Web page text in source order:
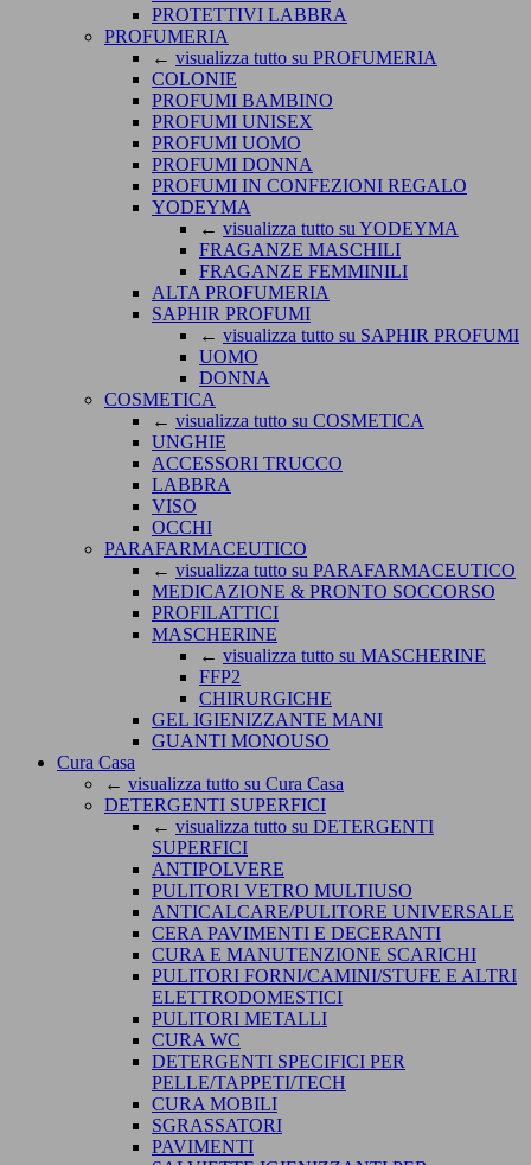
PROTETTIVI LABBRA
PROFUMERIA
← visualizza tutto su PROFUMERIA
COLONIE
PROFUMI BAMBINO
PROFUMI UNISEX
PROFUMI UOMO
PROFUMI DONNA
PROFUMI IN CONFEZIONI REGALO
YODEYMA
← visualizza tutto su YODEYMA
FRAGANZE MASCHILI
FRAGANZE FEMMINILI
ALTA PROFUMERIA
SAPHIR PROFUMI
← visualizza tutto su SAPHIR PROFUMI
UOMO
DONNA
COSMETICA
← visualizza tutto su COSMETICA
UNGHIE
ACCESSORI TRUCCO
LABBRA
VISO
OCCHI
PARAFARMACEUTICO
← visualizza tutto su PARAFARMACEUTICO
MEDICAZIONE & PRONTO SOCCORSO
PROFILATTICI
MASCHERINE
← visualizza tutto su MASCHERINE
FFP2
CHIRURGICHE
GEL IGIENIZZANTE MANI
GUANTI MONOUSO
Cura Casa
← visualizza tutto su Cura Casa
DETERGENTI SUPERFICI
← visualizza tutto su DETERGENTI
SUPERFICI
ANTIPOLVERE
PULITORI VETRO MULTIUSO
ANTICALCARE/PULITORE UNIVERSALE
CERA PAVIMENTI E DECERANTI
CURA E MANUTENZIONE SCARICHI
PULITORI FORNI/CAMINI/STUFE E ALTRI
ELETTRODOMESTICI
PULITORI METALLI
CURA WC
DETERGENTI SPECIFICI PER
PELLE/TAPPETI/TECH
CURA MOBILI
SGRASSATORI
PAVIMENTI